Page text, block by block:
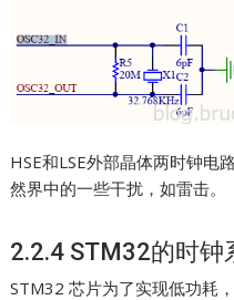
HSE和LSE外部晶体两时钟电
然界中的一些干扰，如雷击。
2.2.4 STM32的时钟
STM32 芯片为了实现低功耗